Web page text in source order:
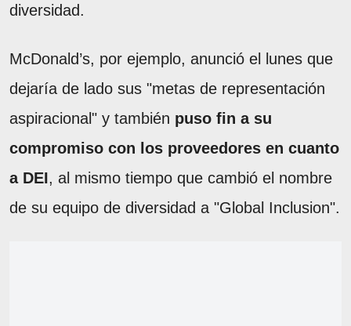
diversidad.
McDonald’s, por ejemplo, anunció el lunes que
dejaría de lado sus "metas de representación
aspiracional" y también puso fin a su
compromiso con los proveedores en cuanto
a DEI, al mismo tiempo que cambió el nombre
de su equipo de diversidad a "Global Inclusion".